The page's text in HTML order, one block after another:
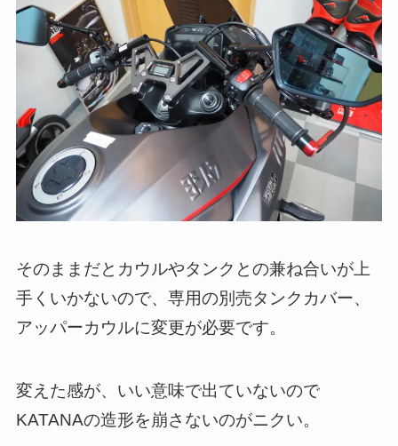
そのままだとカウルやタンクとの兼ね合いが上
手くいかないので、専用の別売タンクカバー、
アッパーカウルに変更が必要です。
変えた感が、いい意味で出ていないので
KATANAの造形を崩さないのがニクい。